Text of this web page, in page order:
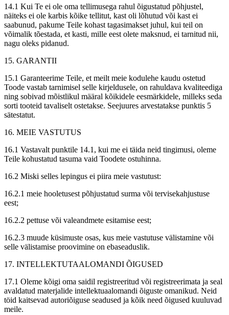
14.1 Kui Te ei ole oma tellimusega rahul õigustatud põhjustel,
näiteks ei ole karbis kõike tellitut, kast oli lõhutud või kast ei
saabunud, pakume Teile kohast tagasimakset juhul, kui teil on
võimalik tõestada, et kasti, mille eest olete maksnud, ei tarnitud nii,
nagu oleks pidanud.
15. GARANTII
15.1 Garanteerime Teile, et meilt meie kodulehe kaudu ostetud
Toode vastab tarnimisel selle kirjeldusele, on rahuldava kvaliteediga
ning sobivad mõistlikul määral kõikidele eesmärkidele, milleks seda
sorti tooteid tavaliselt ostetakse. Seejuures arvestatakse punktis 5
sätestatut.
16. MEIE VASTUTUS
16.1 Vastavalt punktile 14.1, kui me ei täida neid tingimusi, oleme
Teile kohustatud tasuma vaid Toodete ostuhinna.
16.2 Miski selles lepingus ei piira meie vastutust:
16.2.1 meie hooletusest põhjustatud surma või tervisekahjustuse
eest;
16.2.2 pettuse või valeandmete esitamise eest;
16.2.3 muude küsimuste osas, kus meie vastutuse välistamine või
selle välistamise proovimine on ebaseaduslik.
17. INTELLEKTUTAALOMANDI ÕIGUSED
17.1 Oleme kõigi oma saidil registreeritud või registreerimata ja seal
avaldatud materjalide intellektuaalomandi õiguste omanikud. Neid
töid kaitsevad autoriõiguse seadused ja kõik need õigused kuuluvad
meile.